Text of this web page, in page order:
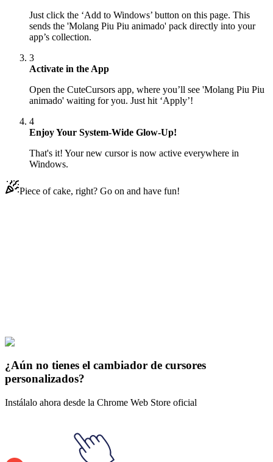
Just click the ‘Add to Windows’ button on this page. This
sends the 'Molang Piu Piu animado' pack directly into your
app’s collection.
3
Activate in the App
Open the CuteCursors app, where you’ll see 'Molang Piu Piu
animado' waiting for you. Just hit ‘Apply’!
4
Enjoy Your System-Wide Glow-Up!
That's it! Your new cursor is now active everywhere in
Windows.
Piece of cake, right? Go on and have fun!
Molang
¿Aún no tienes el cambiador de cursores
personalizados?
Instálalo ahora desde la Chrome Web Store oficial